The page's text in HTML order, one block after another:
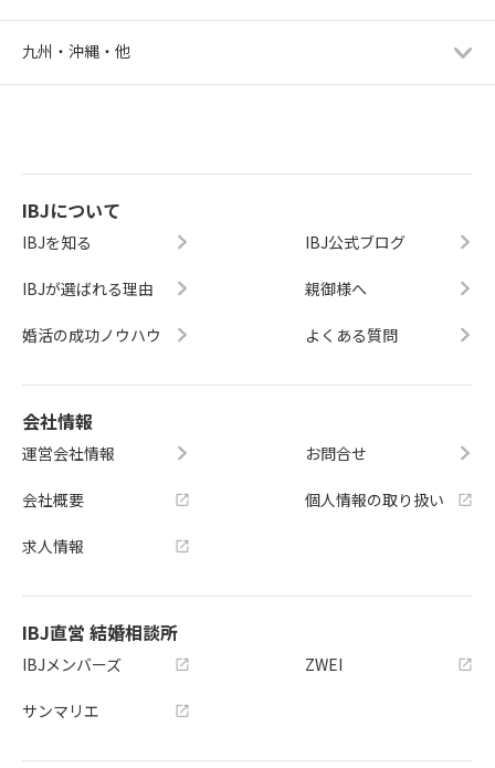
九州・沖縄・他
IBJについて
IBJを知る
IBJが選ばれる理由
婚活の成功ノウハウ
IBJ公式ブログ
親御様へ
よくある質問
会社情報
運営会社情報
会社概要
求人情報
お問合せ
個人情報の取り扱い
IBJ直営 結婚相談所
IBJメンバーズ
サンマリエ
ZWEI